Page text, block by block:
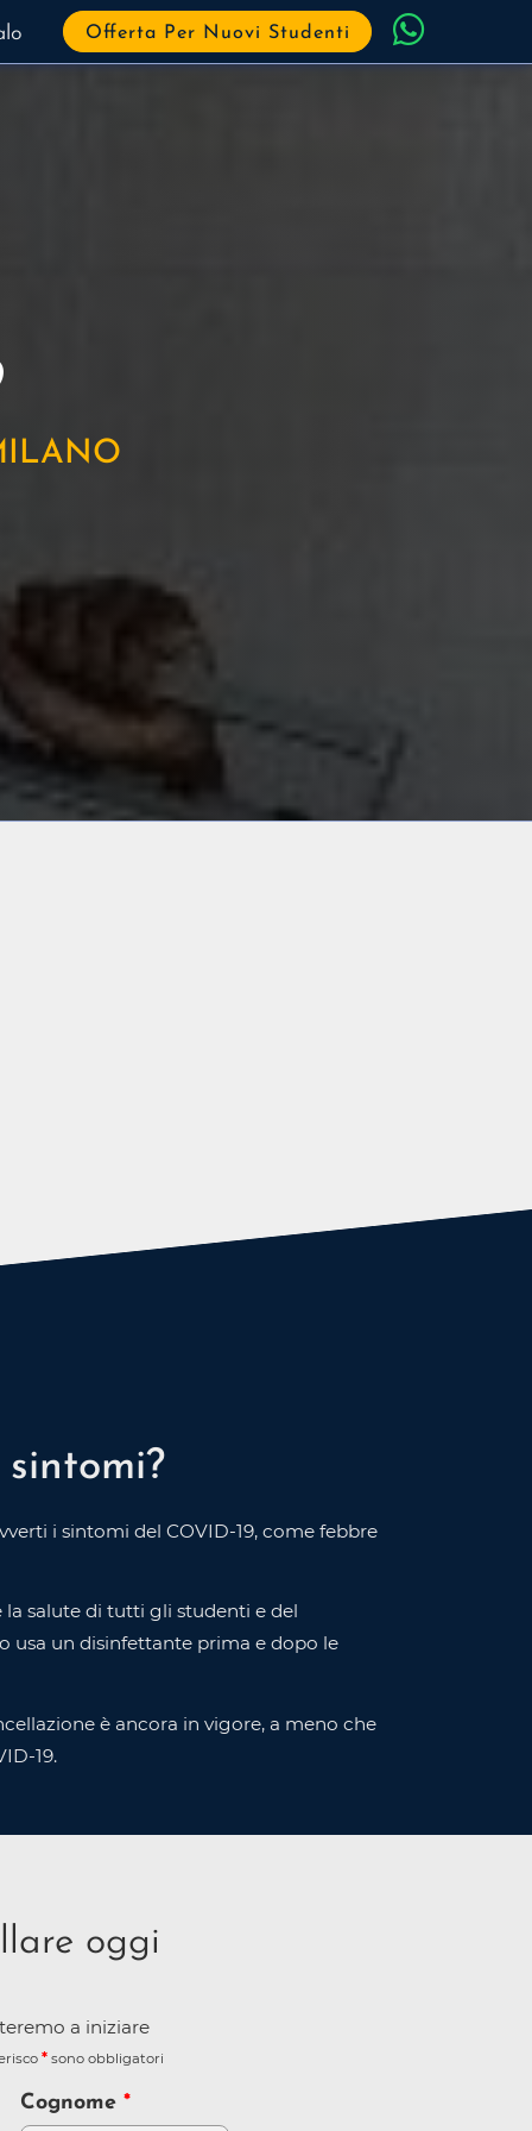
Offerta Per Nuovi Studenti
i sintomi del COVID-19, come febbre
salute di tutti gli studenti e del
usa un disinfettante prima e dopo le
è ancora in vigore, a meno che
19.
oggi
a iniziare
sono obbligatori
Cognome